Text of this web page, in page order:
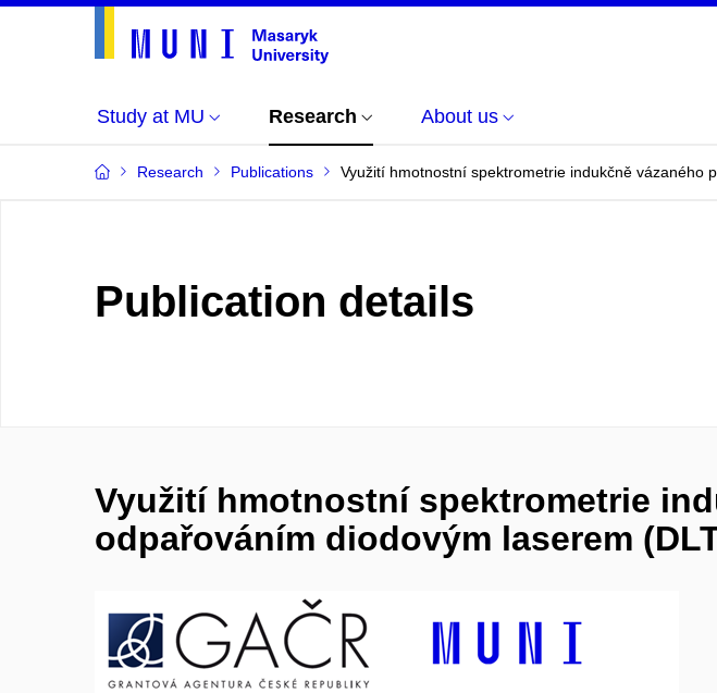
Study at MU Research About us
Research Publications Využití hmotnostní spektrometrie indukčně vázaného
Publication details
Využití hmotnostní spektrometrie
odpařováním diodovým laserem